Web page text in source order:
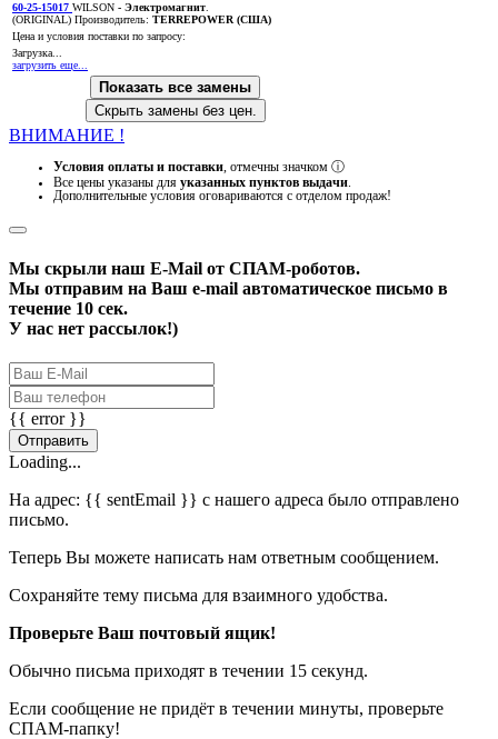
60-25-15017 WILSON - Электромагнит.
(ORIGINAL) Производитель: TERREPOWER (США)
Цена и условия поставки по запросу:
Загрузка...
загрузить еще...
Показать все замены
Скрыть замены без цен.
ВНИМАНИЕ !
Условия оплаты и поставки , отмечны значком ⓘ
Все цены указаны для указанных пунктов выдачи
Дополнительные условия оговариваются с отделом продаж!
Мы скрыли наш E-Mail от СПАМ-роботов.
Мы отправим на Ваш e-mail автоматическое письмо в
течение 10 сек.
У нас нет рассылок!)
{{ error }}
Отправить
Loading...
На адрес: {{ sentEmail }} с нашего адреса было отправлено
письмо.
Теперь Вы можете написать нам ответным сообщением.
Сохраняйте тему письма для взаимного удобства.
Проверьте Ваш почтовый ящик!
Обычно письма приходят в течении 15 секунд.
Если сообщение не придёт в течении минуты, проверьте
СПАМ-папку!